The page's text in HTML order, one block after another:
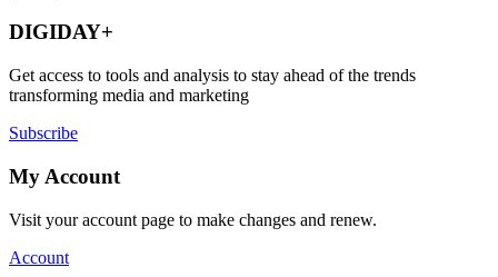
DIGIDAY+
Get access to tools and analysis to stay ahead of the trends
transforming media and marketing
Subscribe
My Account
Visit your account page to make changes and renew.
Account